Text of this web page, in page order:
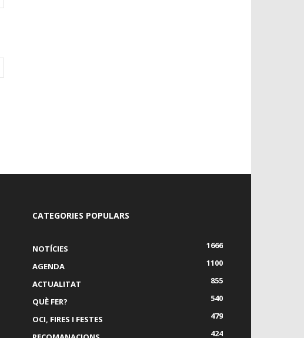
CATEGORIES POPULARS
NOTÍCIES
1666
AGENDA
1100
ACTUALITAT
855
QUÈ FER?
540
OCI, FIRES I FESTES
479
424